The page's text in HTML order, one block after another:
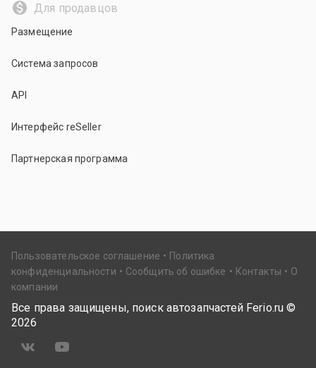
Для продавцов
Размещение
Система запросов
API
Интерфейс reSeller
Партнерская программа
Пользовательское соглашение
Политика
конфиденциальности
Сообщить об ошибке Контакты
О
компании
Все права защищены, поиск автозапчастей Ferio.ru ©
2026